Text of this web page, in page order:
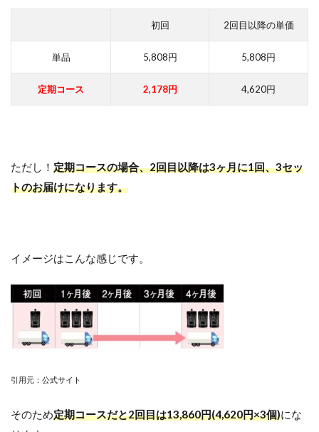
初回 2回目以降の単価
単品 5,808円 5,808円
定期コース 2,178円 4,620円
ただし！ 定期コースの場合、2回目以降は3ヶ月に1回、3セッ
トのお届けになります。
イメージはこんな感じです。
引用元：公式サイト
そのため定期コースだと2回目は13,860円(4,620円×3個)にな